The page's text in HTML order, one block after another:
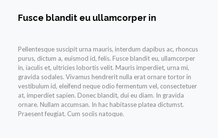
Fusce blandit eu ullamcorper in
Pellentesque suscipit urna mauris, interdum dapibus ac, rhoncus
purus, dictum a, euismod id, felis. Fusce blandit eu, ullamcorper
in, iaculis et, ultricies lobortis velit. Mauris imperdiet, urna mi,
gravida sodales. Vivamus hendrerit nulla erat ornare tortor in
vestibulum id, eleifend neque odio fermentum vel, consectetuer
at, imperdiet sapien. Donec blandit, dui eu diam. In gravida
ornare. Nullam accumsan. In hac habitasse platea dictumst.
Praesent feugiat. Cum sociis natoque.